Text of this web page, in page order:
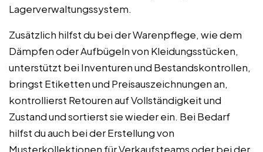
Lagerverwaltungssystem.
Zusätzlich hilfst du bei der Warenpflege, wie dem
Dämpfen oder Aufbügeln von Kleidungsstücken,
unterstützt bei Inventuren und Bestandskontrollen,
bringst Etiketten und Preisauszeichnungen an,
kontrollierst Retouren auf Vollständigkeit und
Zustand und sortierst sie wieder ein. Bei Bedarf
hilfst du auch bei der Erstellung von
Musterkollektionen für Verkaufsteams oder bei der